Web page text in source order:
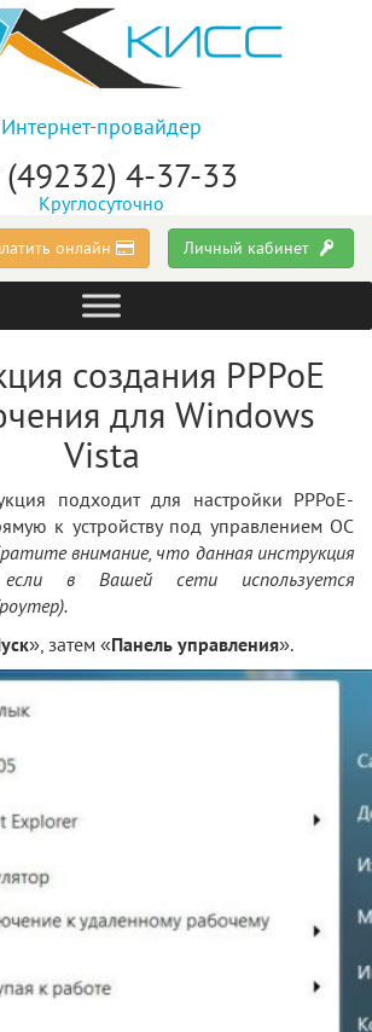
Интернет-провайдер
(49232) 4-37-33
Круглосуточно
Личный кабинет
онлайн
создания PPPoE
для Windows
Vista
подходит для настройки PPPoE-
к устройству под управлением ОС
внимание, что данная инструкция
в Вашей сети используется
», затем «Панель управления».